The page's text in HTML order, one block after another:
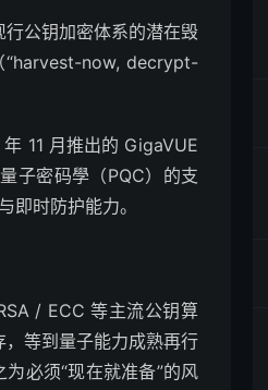
公钥加密体系的潜在毁
now, decrypt-
11 月推出的 GigaVUE
子密码學（PQC）的支
即时防护能力。
/ ECC 等主流公钥算
等到量子能力成熟再行
必须“现在就准备”的风